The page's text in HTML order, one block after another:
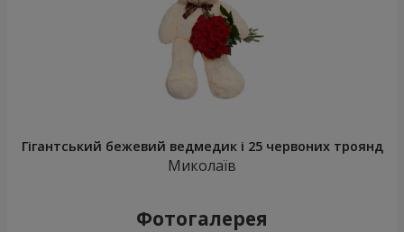
Гігантський бежевий ведмедик і 25 червоних троянд
Миколаїв
Фотогалерея